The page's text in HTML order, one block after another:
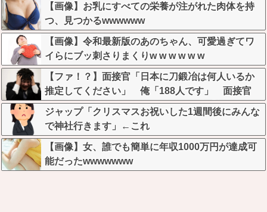
【画像】お乳にすべての栄養が注がれた肉体を持
つ、見つかるwwwwww
【画像】令和最新版のあのちゃん、可愛過ぎてワ
イらにブッ刺さりまくりw w w w w w
【ファ！？】面接官「日本に刀鍛冶は何人いるか
推定してください」 俺「188人です」 面接官
「どういう風に考えましたか？」 俺「知ってま
した」→この後『こう』なったんだがマジで納得
いかない！！！！！
ジャップ「クリスマスお祝いした1週間後にみんな
で神社行きます」←これ
【画像】女、誰でも簡単に年収1000万円が達成可
能だったwwwwwww